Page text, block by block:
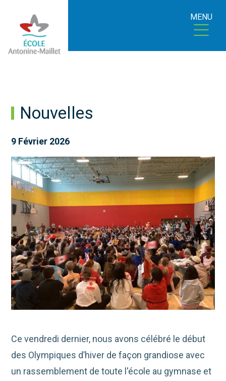
MENU
Nouvelles
9 Février 2026
Ce vendredi dernier, nous avons célébré le début
des Olympiques d’hiver de façon grandiose avec
un rassemblement de toute l'école au gymnase et